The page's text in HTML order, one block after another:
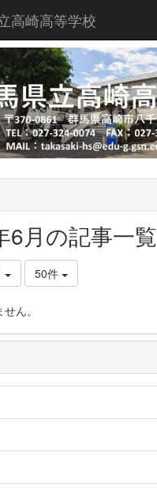
高崎高等学校
6月の記事一覧
50件
ん。